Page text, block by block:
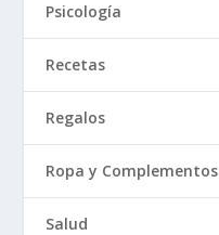
Psicología
Recetas
Regalos
Ropa y Complementos
Salud